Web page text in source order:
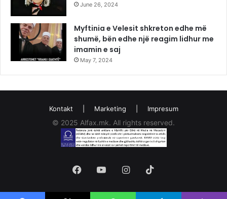
June 26, 2024
Myftinia e Velesit shkreton edhe më
shumë, bën edhe një reagim lidhur me
imamin e saj
May 7, 2024
Kontakt Marketing Impresum
© 2025 Alfax.mk. All rights reserved.
FacebookYouTubeInstagram